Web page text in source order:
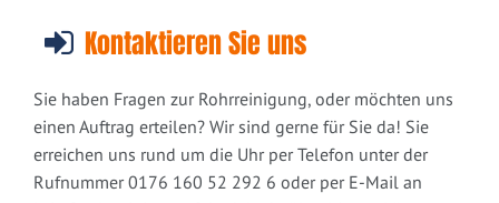
Kontaktieren Sie uns
Sie haben Fragen zur Rohrreinigung, oder möchten uns
einen Auftrag erteilen? Wir sind gerne für Sie da! Sie
erreichen uns rund um die Uhr per Telefon unter der
Rufnummer 0176 160 52 292 6 oder per E-Mail an